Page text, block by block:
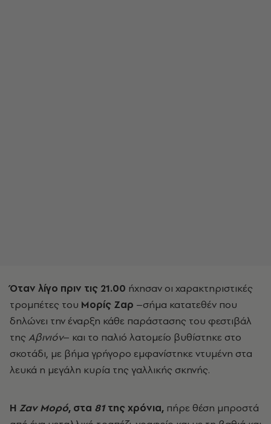
Όταν λίγο πριν τις 21.00 ήχησαν οι χαρακτηριστικές
τρομπέτες του Μορίς Ζαρ –σήμα κατατεθέν που
δηλώνει την έναρξη κάθε παράστασης του φεστιβάλ
της Αβινιόν– και το παλιό λατομείο βυθίστηκε στο
σκοτάδι, με βήμα γρήγορο εμφανίστηκε ντυμένη στα
λευκά η μεγάλη κυρία της γαλλικής σκηνής.
Η Ζαν Μορό, στα 81της χρόνια, πήρε θέση μπροστά